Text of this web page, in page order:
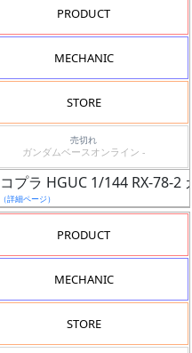
PRODUCT
MECHANIC
STORE
売切れ
ガンダムベースオンライン -
プラ HGUC 1/144 RX-78-2
（詳細ページ）
PRODUCT
MECHANIC
STORE